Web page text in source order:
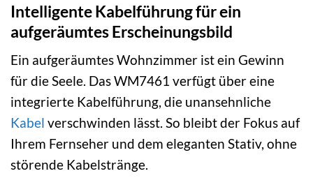
Intelligente Kabelführung für ein
aufgeräumtes Erscheinungsbild
Ein aufgeräumtes Wohnzimmer ist ein Gewinn
für die Seele. Das WM7461 verfügt über eine
integrierte Kabelführung, die unansehnliche
Kabel verschwinden lässt. So bleibt der Fokus auf
Ihrem Fernseher und dem eleganten Stativ, ohne
störende Kabelstränge.